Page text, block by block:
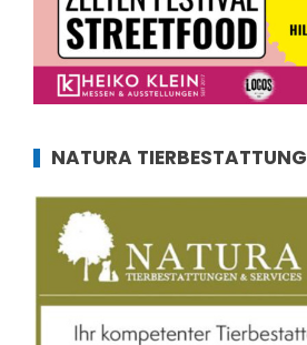
NATURA TIERBESTATTUNG